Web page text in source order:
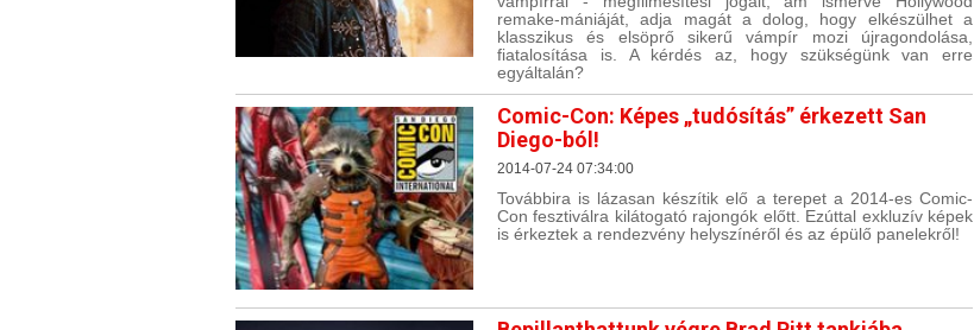
remake-mániáját, adja magát a dolog, hogy elkészülhet a
klasszikus és elsöprő sikerű vámpír mozi újragondolása,
fiatalosítása is. A kérdés az, hogy szükségünk van erre
egyáltalán?
Comic-Con: Képes „tudósítás” érkezett San
Diego-ból!
2014-07-24 07:34:00
Továbbira is lázasan készítik elő a terepet a 2014-es Comic-
Con fesztiválra kilátogató rajongók előtt. Ezúttal exkluzív képek
is érkeztek a rendezvény helyszínéről és az épülő panelekről!